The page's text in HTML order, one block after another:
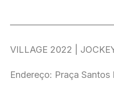
VILLAGE 2022 |
Endereço: Praça Santos